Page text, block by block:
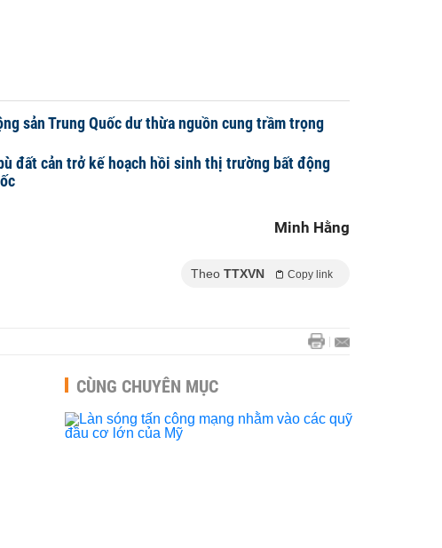
sản Trung Quốc dư thừa nguồn cung trầm trọng
đất cản trở kế hoạch hồi sinh thị trường bất động
Minh Hằng
Theo TTXVN Copy link
CÙNG CHUYÊN MỤC